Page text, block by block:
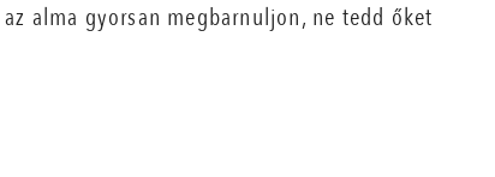
alma gyorsan megbarnuljon, ne tedd őket